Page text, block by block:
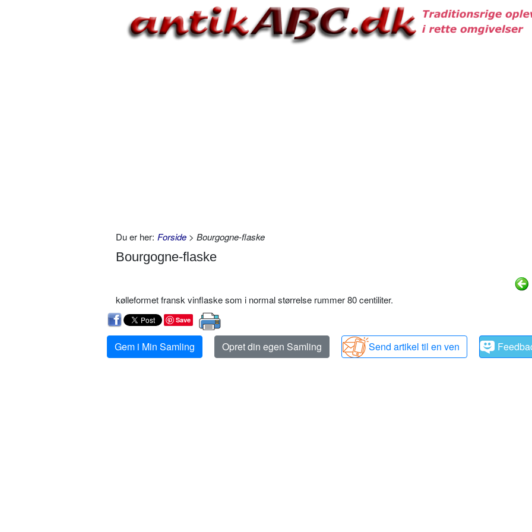
Du er her: Forside > Bourgogne-flaske
Bourgogne-flaske
kølleformet fransk vinflaske som i normal størrelse rummer 80 centiliter.
Save
Gem i Min Samling Opret din egen Samling Send artikel til en ven